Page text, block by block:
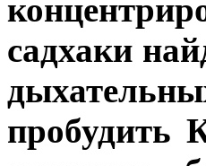
садхаки
пробудить